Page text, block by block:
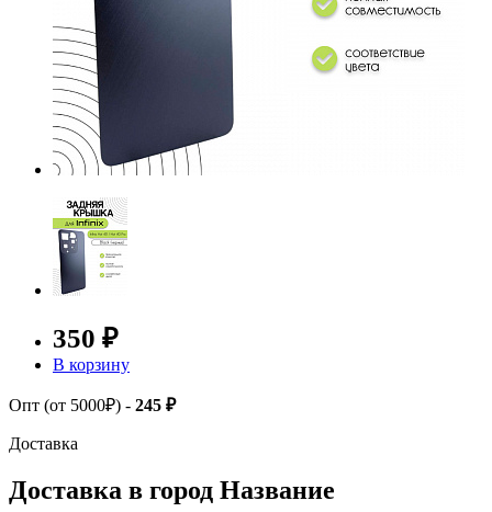
350 ₽
В корзину
Опт (от 5000₽) - 245 ₽
Доставка
Доставка в город Название